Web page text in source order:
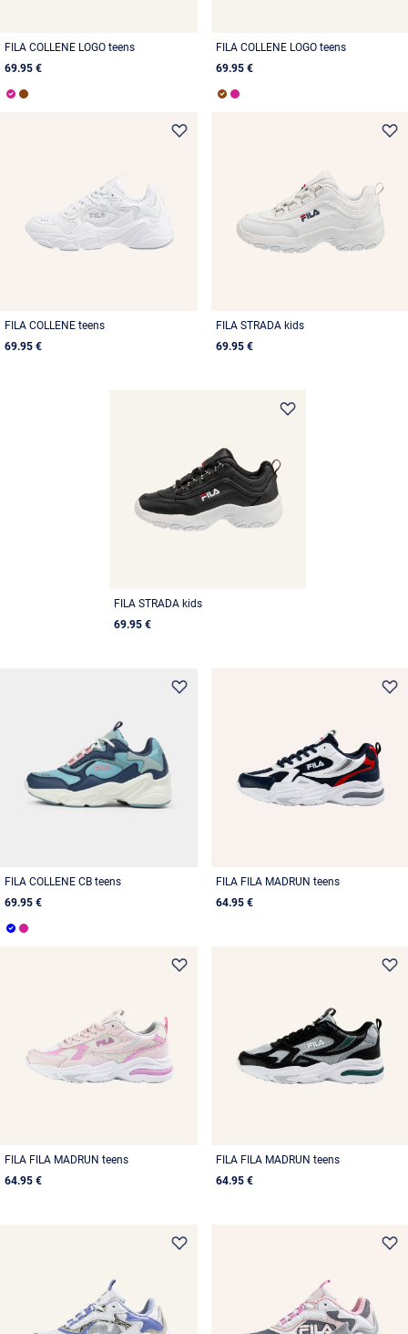
FILA COLLENE LOGO teens
69.95 €
FILA COLLENE LOGO teens
69.95 €
FILA COLLENE teens
69.95 €
FILA STRADA kids
69.95 €
FILA STRADA kids
69.95 €
FILA COLLENE CB teens
69.95 €
FILA FILA MADRUN teens
64.95 €
FILA FILA MADRUN teens
64.95 €
FILA FILA MADRUN teens
64.95 €